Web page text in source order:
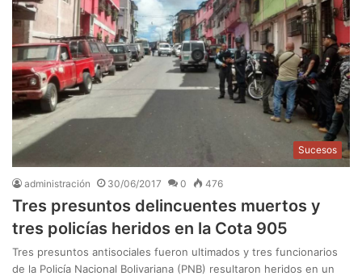
Sucesos
administración 30/06/2017 0 476
Tres presuntos delincuentes muertos y
tres policías heridos en la Cota 905
Tres presuntos antisociales fueron ultimados y tres funcionarios
de la Policía Nacional Bolivariana (PNB) resultaron heridos en un